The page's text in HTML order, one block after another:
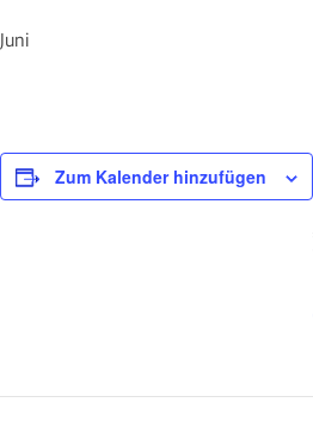
Zum Kalender hinzufügen